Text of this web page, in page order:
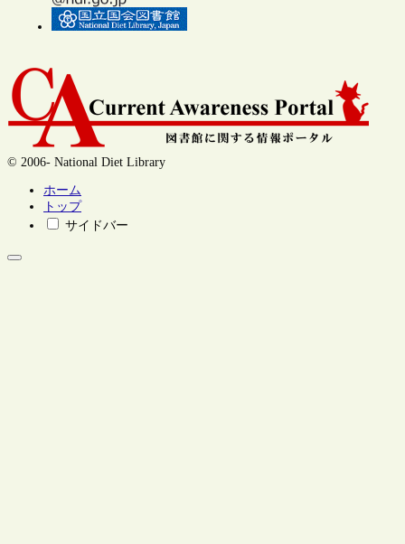
© 2006- National Diet Library
ホーム
トップ
サイドバー